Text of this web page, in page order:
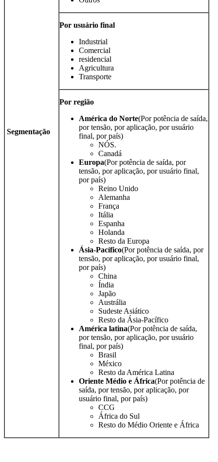
Segmentação
Por usuário final
Industrial
Comercial
residencial
Agricultura
Transporte
Por região
América do Norte(Por potência de saída,
por tensão, por aplicação, por usuário
final, por país)
NÓS.
Canadá
Europa(Por potência de saída, por
tensão, por aplicação, por usuário final,
por país)
Reino Unido
Alemanha
França
Itália
Espanha
Holanda
Resto da Europa
Ásia-Pacífico(Por potência de saída, por
tensão, por aplicação, por usuário final,
por país)
China
Índia
Japão
Austrália
Sudeste Asiático
Resto da Ásia-Pacífico
América latina(Por potência de saída,
por tensão, por aplicação, por usuário
final, por país)
Brasil
México
Resto da América Latina
Oriente Médio e África(Por potência de
saída, por tensão, por aplicação, por
usuário final, por país)
CCG
África do Sul
Resto do Médio Oriente e África